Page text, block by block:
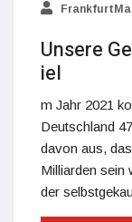
Unsere
iel
m Jahr 2021
Deutschland
davon aus,
Milliarden sein
der